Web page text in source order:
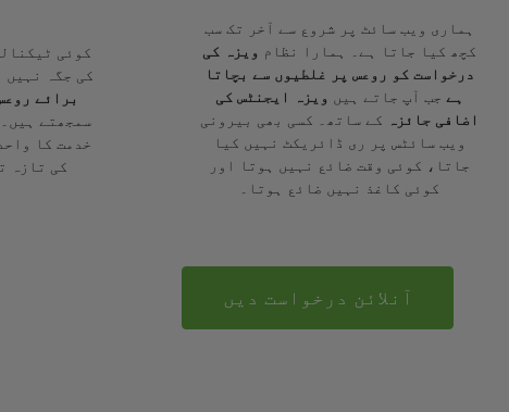
ہماری ویب سائٹ پر شروع سے آخر تک سب
کچھ کیا جاتا ہے۔ ہمارا نظام ویزہ کی
درخواست کو روعس پر غلطیوں سے بچاتا
ہے جب آپ جاتے ہیں
ویزہ ایجنٹس کی
اضافی جائزہ
کے ساتھ۔ کسی بھی بیرونی
ویب سائٹس پر ری ڈائریکٹ نہیں کیا
جاتا، کوئی وقت ضائع نہیں ہوتا اور
کوئی کاغذ نہیں ضائع ہوتا۔
کوئی
کی جگہ نہیں
برائے
سمجھتے
خدمت کا
کی تازہ
آنلائن درخواست دیں